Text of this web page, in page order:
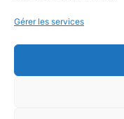
Gérer les services